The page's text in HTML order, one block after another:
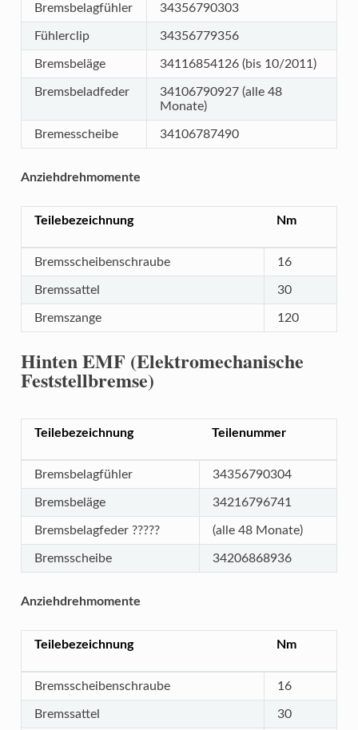
Bremsbelagfühler 34356790303
Fühlerclip 34356779356
Bremsbeläge 34116854126 (bis 10/2011)
Bremsbeladfeder
34106790927 (alle 48
Monate)
Bremesscheibe 34106787490
Anziehdrehmomente
Teilebezeichnung Nm
Bremsscheibenschraube 16
Bremssattel 30
Bremszange 120
Hinten EMF (Elektromechanische
Feststellbremse)
Teilebezeichnung Teilenummer
Bremsbelagfühler 34356790304
Bremsbeläge 34216796741
Bremsbelagfeder ????? (alle 48 Monate)
Bremsscheibe 34206868936
Anziehdrehmomente
Teilebezeichnung Nm
Bremsscheibenschraube 16
Bremssattel 30